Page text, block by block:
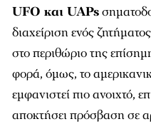
UFO και UAPs
διαχείριση ενός
στο περιθώριο της
φορά, όμως, το
εμφανιστεί πιο ανοιχτό,
αποκτήσει πρόσβαση σε